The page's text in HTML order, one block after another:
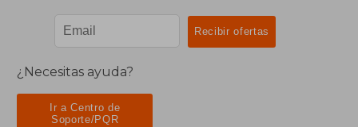
¿Necesitas ayuda?
Ir a Centro de
Soporte/PQR